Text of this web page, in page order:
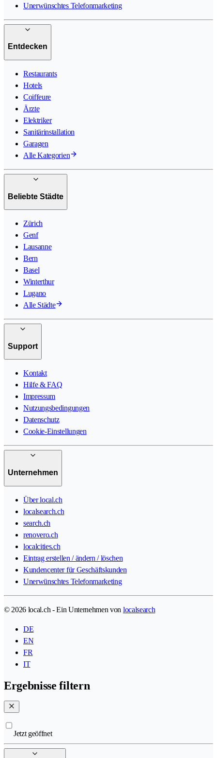
Unerwünschtes Telefonmarketing
Entdecken
Restaurants
Hotels
Coiffeure
Ärzte
Elektriker
Sanitärinstallation
Garagen
Alle Kategorien
Beliebte Städte
Zürich
Genf
Lausanne
Bern
Basel
Winterthur
Lugano
Alle Städte
Support
Kontakt
Hilfe & FAQ
Impressum
Nutzungsbedingungen
Datenschutz
Cookie-Einstellungen
Unternehmen
Über local.ch
localsearch.ch
search.ch
renovero.ch
localcities.ch
Eintrag erstellen / ändern / löschen
Kundencenter für Geschäftskunden
Unerwünschtes Telefonmarketing
© 2026 local.ch - Ein Unternehmen von localsearch
DE
EN
FR
IT
Ergebnisse filtern
Jetzt geöffnet